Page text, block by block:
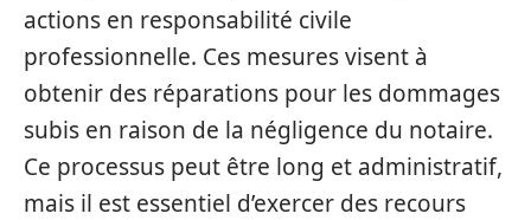
actions en responsabilité civile
professionnelle. Ces mesures visent à
obtenir des réparations pour les dommages
subis en raison de la négligence du notaire.
Ce processus peut être long et administratif,
mais il est essentiel d’exercer des recours